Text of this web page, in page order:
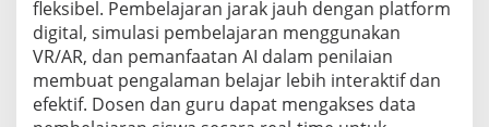
fleksibel. Pembelajaran jarak jauh dengan platform
digital, simulasi pembelajaran menggunakan
VR/AR, dan pemanfaatan AI dalam penilaian
membuat pengalaman belajar lebih interaktif dan
efektif. Dosen dan guru dapat mengakses data